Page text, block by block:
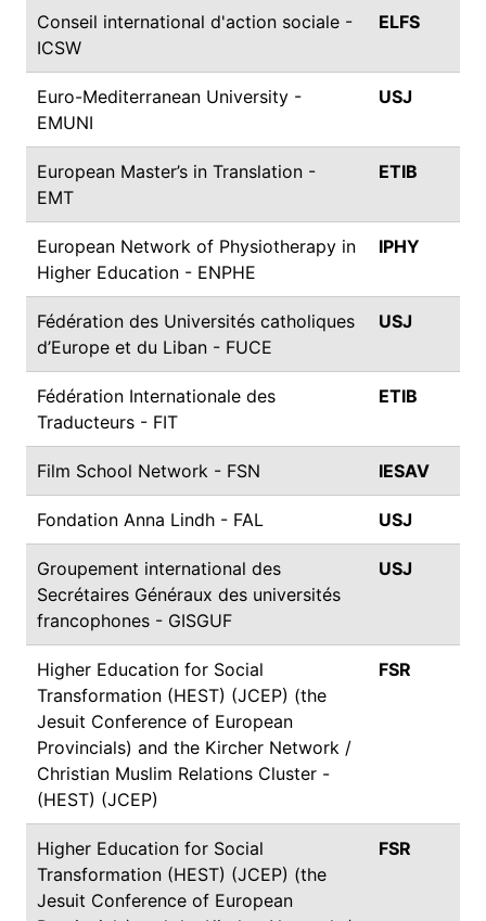
Conseil international d'action sociale -
ICSW
ELFS
Euro-Mediterranean University -
EMUNI
USJ
European Master’s in Translation -
EMT
ETIB
European Network of Physiotherapy in
Higher Education - ENPHE
IPHY
Fédération des Universités catholiques
d’Europe et du Liban - FUCE
USJ
Fédération Internationale des
Traducteurs - FIT
ETIB
Film School Network - FSN IESAV
Fondation Anna Lindh - FAL USJ
Groupement international des
Secrétaires Généraux des universités
francophones - GISGUF
USJ
Higher Education for Social
Transformation (HEST) (JCEP) (the
Jesuit Conference of European
Provincials) and the Kircher Network /
Christian Muslim Relations Cluster -
(HEST) (JCEP)
FSR
Higher Education for Social
Transformation (HEST) (JCEP) (the
Jesuit Conference of European
FSR